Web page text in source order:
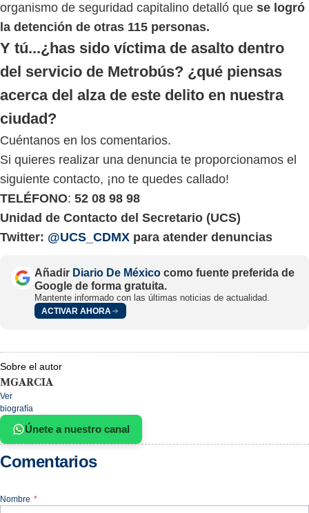
organismo de seguridad capitalino detalló que se logró
la detención de otras 115 personas.
Y tú...¿has sido víctima de asalto dentro
del servicio de Metrobús? ¿qué piensas
acerca del alza de este delito en nuestra
ciudad?
Cuéntanos en los comentarios.
Si quieres realizar una denuncia te proporcionamos el
siguiente contacto, ¡no te quedes callado!
TELÉFONO: 52 08 98 98
Unidad de Contacto del Secretario (UCS)
Twitter: @UCS_CDMX para atender denuncias
Añadir Diario De México como fuente preferida de
Google de forma gratuita.
Mantente informado con las últimas noticias de actualidad.
ACTIVAR AHORA
Sobre el autor
MGARCIA
Ver
biografía
Únete a nuestro canal
Comentarios
Nombre *